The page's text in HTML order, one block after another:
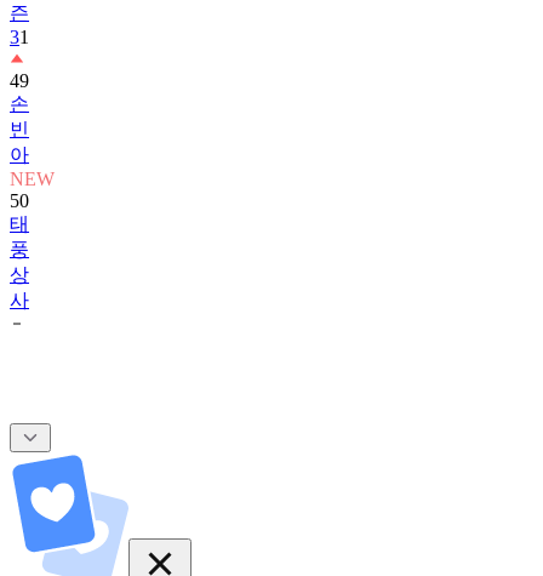
즌
31
49
손
빈
아
NEW
50
태
풍
상
사